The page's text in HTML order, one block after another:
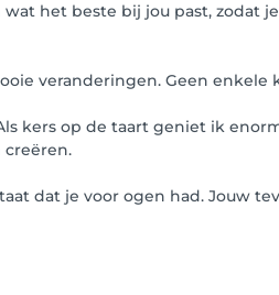
het beste bij jou past, zodat
veranderingen. Geen
kers op de taart geniet ik
dat je voor ogen had. Jouw